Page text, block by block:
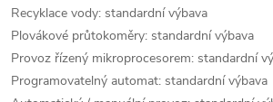
Recyklace vody: standardní výbava
Plovákové průtokoměry: standardní výbava
Provoz řízený mikroprocesorem: standardní
Programovatelný automat: standardní výbava